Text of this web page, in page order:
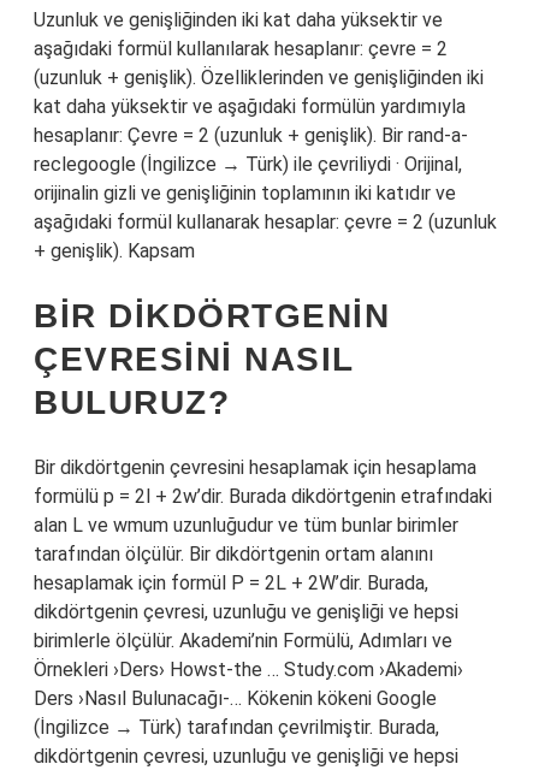
Uzunluk ve genişliğinden iki kat daha yüksektir ve
aşağıdaki formül kullanılarak hesaplanır: çevre = 2
(uzunluk + genişlik). Özelliklerinden ve genişliğinden iki
kat daha yüksektir ve aşağıdaki formülün yardımıyla
hesaplanır: Çevre = 2 (uzunluk + genişlik). Bir rand-a-
reclegoogle (İngilizce → Türk) ile çevriliydi · Orijinal,
orijinalin gizli ve genişliğinin toplamının iki katıdır ve
aşağıdaki formül kullanarak hesaplar: çevre = 2 (uzunluk
+ genişlik). Kapsam
BIR DIKDÖRTGENIN
ÇEVRESINI NASIL
BULURUZ?
Bir dikdörtgenin çevresini hesaplamak için hesaplama
formülü p = 2l + 2w’dir. Burada dikdörtgenin etrafındaki
alan L ve wmum uzunluğudur ve tüm bunlar birimler
tarafından ölçülür. Bir dikdörtgenin ortam alanını
hesaplamak için formül P = 2L + 2W’dir. Burada,
dikdörtgenin çevresi, uzunluğu ve genişliği ve hepsi
birimlerle ölçülür. Akademi’nin Formülü, Adımları ve
Örnekleri ›Ders› Howst-the … Study.com ›Akademi›
Ders ›Nasıl Bulunacağı-… Kökenin kökeni Google
(İngilizce → Türk) tarafından çevrilmiştir. Burada,
dikdörtgenin çevresi, uzunluğu ve genişliği ve hepsi